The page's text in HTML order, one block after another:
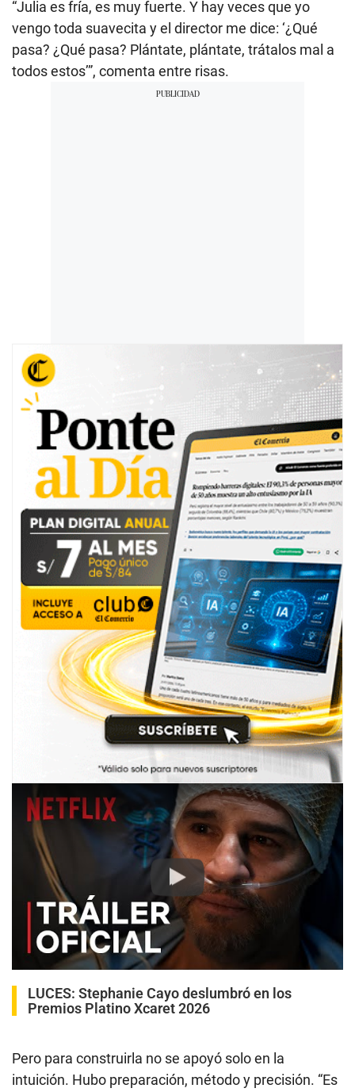
“Julia es fría, es muy fuerte. Y hay veces que yo
vengo toda suavecita y el director me dice: ‘¿Qué
pasa? ¿Qué pasa? Plántate, plántate, trátalos mal a
todos estos’”, comenta entre risas.
Play
LUCES: Stephanie Cayo deslumbró en los
Premios Platino Xcaret 2026
Pero para construirla no se apoyó solo en la
intuición. Hubo preparación, método y precisión. “Es